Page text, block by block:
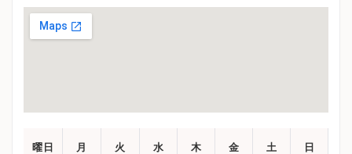
曜日 月 火 水 木 金 土 日